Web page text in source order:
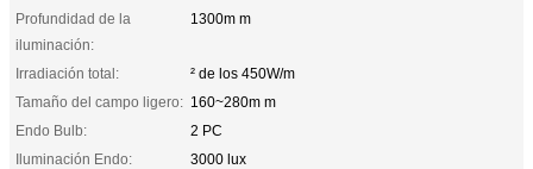
Profundidad de la
iluminación:
1300m m
Irradiación total:
² de los 450W/m
Tamaño del campo ligero: 160~280m m
Endo Bulb:
2 PC
Iluminación Endo:
3000 lux